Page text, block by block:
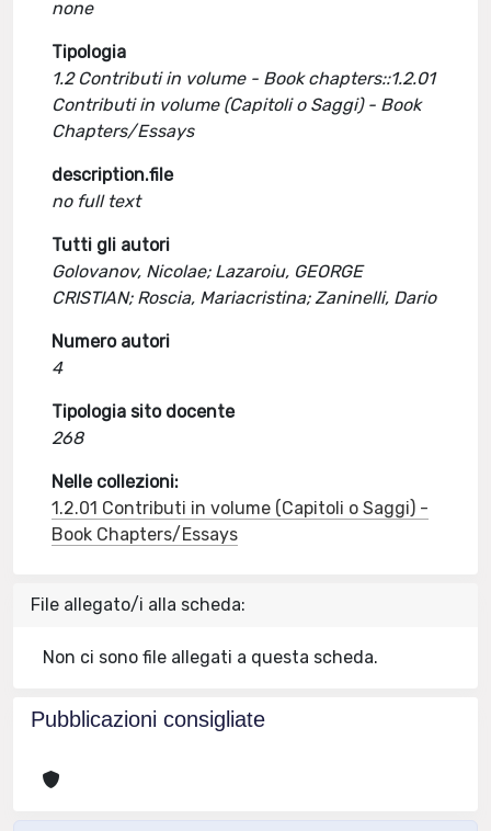
none
Tipologia
1.2 Contributi in volume - Book chapters::1.2.01
Contributi in volume (Capitoli o Saggi) - Book
Chapters/Essays
description.file
no full text
Tutti gli autori
Golovanov, Nicolae; Lazaroiu, GEORGE
CRISTIAN; Roscia, Mariacristina; Zaninelli, Dario
Numero autori
4
Tipologia sito docente
268
Nelle collezioni:
1.2.01 Contributi in volume (Capitoli o Saggi) -
Book Chapters/Essays
File allegato/i alla scheda:
Non ci sono file allegati a questa scheda.
Pubblicazioni consigliate